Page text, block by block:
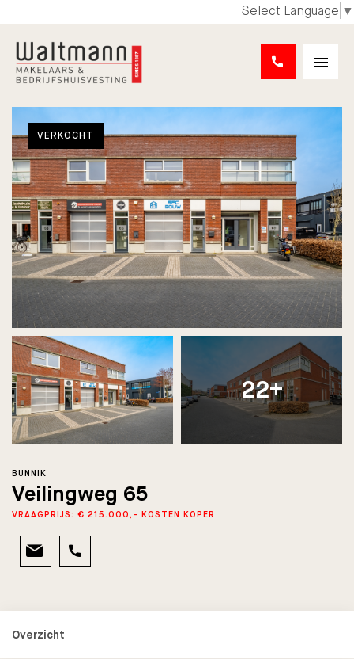
Select Language ▼
VERKOCHT
22+
Veilingweg 65
BUNNIK
VRAAGPRIJS: € 215.000,- KOSTEN KOPER